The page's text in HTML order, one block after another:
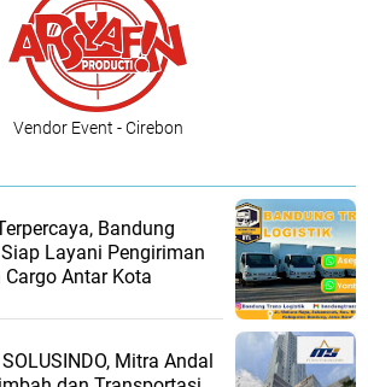
Vendor Event - Cirebon
Bandung
Layani Pengiriman
Antar Kota
Mitra Andal